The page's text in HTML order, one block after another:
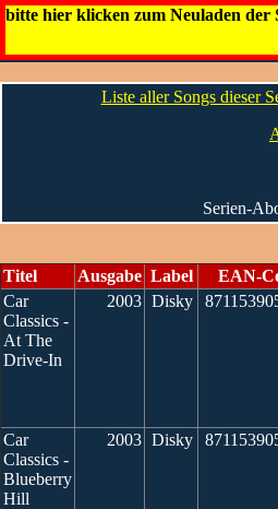
bitte hier klicken zum Neuladen der
Car
Liste aller Songs dieser
Serien-
Titel Ausgabe Label EAN-
Car
Classics -
At The
Drive-In
2003 Disky
Car
Classics -
Blueberry
Hill
2003 Disky